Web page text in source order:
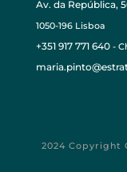
Av. da República,
1050-196 Lisboa
+351 917 771 640-
2024 Copyright